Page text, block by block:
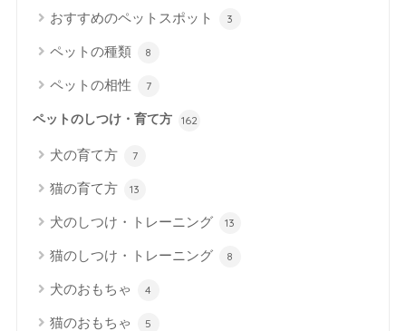
おすすめのペットスポット 3
ペットの種類 8
ペットの相性 7
ペットのしつけ・育て方 162
犬の育て方 7
猫の育て方 13
犬のしつけ・トレーニング 13
猫のしつけ・トレーニング 8
犬のおもちゃ 4
猫のおもちゃ 5